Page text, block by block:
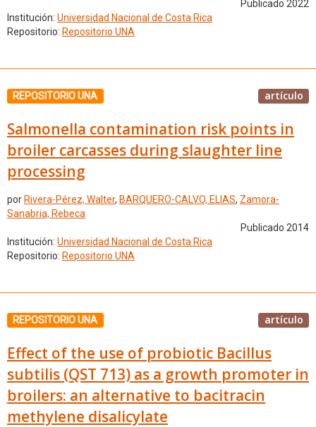
Publicado 2022
Institución: Universidad Nacional de Costa Rica
Repositorio: Repositorio UNA
REPOSITORIO UNA artículo
Salmonella contamination risk points in
broiler carcasses during slaughter line
processing
por Rivera-Pérez, Walter, BARQUERO-CALVO, ELIAS, Zamora-
Sanabria, Rebeca
Publicado 2014
Institución: Universidad Nacional de Costa Rica
Repositorio: Repositorio UNA
REPOSITORIO UNA artículo
Effect of the use of probiotic Bacillus
subtilis (QST 713) as a growth promoter in
broilers: an alternative to bacitracin
methylene disalicylate